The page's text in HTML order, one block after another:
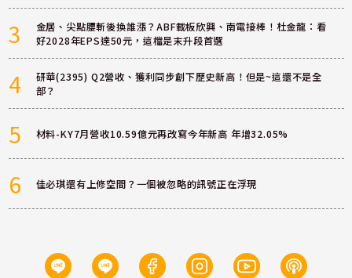
3
金居、尖點腰斬後換誰漲？ABF載板欣興、南電接棒！杜金龍：看
好2028年EPS達50元，這檔是末升段首選
4
研華(2395) Q2營收、獲利同步創下歷史新高！但是~這還不是全
部？
5 材料-KY7月營收10.59億元再改寫今年新高 年增32.05%
6 佳必琪還有上修空間？一個被忽略的訊號正在浮現